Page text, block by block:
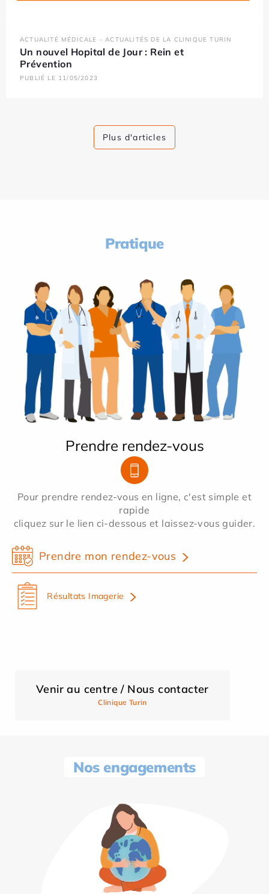
ACTUALITÉ MÉDICALE - ACTUALITÉS DE LA CLINIQUE TURIN
Un nouvel Hopital de Jour : Rein et
Prévention
PUBLIÉ LE 11/05/2023
Plus d'articles
Pratique
Prendre rendez-vous
Pour prendre rendez-vous en ligne, c'est simple et
rapide
cliquez sur le lien ci-dessous et laissez-vous guider.
Prendre mon rendez-vous
Résultats Imagerie
Venir au centre / Nous contacter
Clinique Turin
Nos engagements